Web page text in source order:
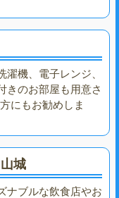
濯機、電子レンジ、
きのお部屋も用意さ
にもお勧めしま
城
ナブルな飲食店やお